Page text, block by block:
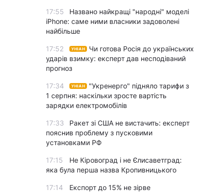
17:55
Названо найкращі "народні" моделі
iPhone: саме ними власники задоволені
найбільше
17:52 УНІАН
Чи готова Росія до українських
ударів взимку: експерт дав несподіваний
прогноз
17:34 УНІАН
"Укренерго" підняло тарифи з
1 серпня: наскільки зросте вартість
зарядки електромобілів
17:33
Ракет зі США не вистачить: експерт
пояснив проблему з пусковими
установками РФ
17:15
Не Кіровоград і не Єлисаветград:
яка була перша назва Кропивницького
17:14
Експорт до 15% не зірве